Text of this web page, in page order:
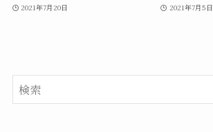
2021年7月20日 2021年7月5日